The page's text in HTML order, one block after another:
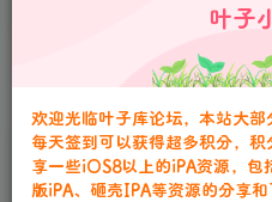
收集IPA各种素材资源！
请严格遵守法律法规、文明
叶子
欢迎光临叶子库论坛，本站大部
每天签到可以获得超多积分，
享一些iOS8以上的iPA资源，
版iPA、砸壳IPA等资源的分享和